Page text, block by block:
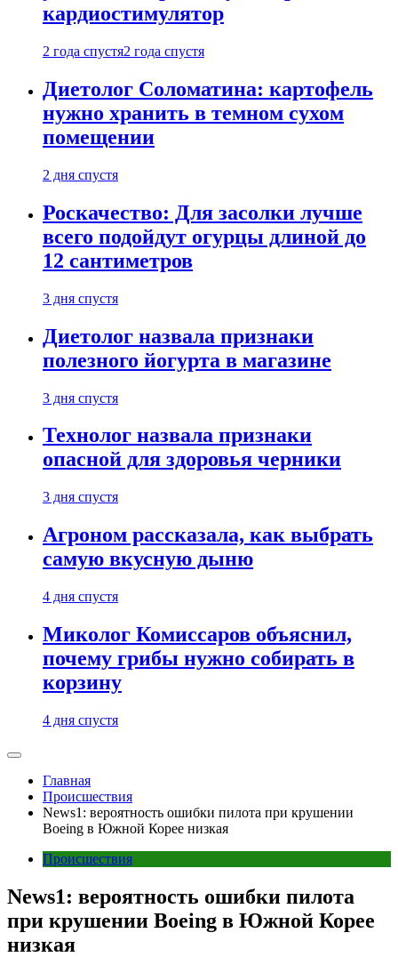
кардиостимулятор
2 года спустя2 года спустя
Диетолог Соломатина: картофель
нужно хранить в темном сухом
помещении
2 дня спустя
Роскачество: Для засолки лучше
всего подойдут огурцы длиной до
12 сантиметров
3 дня спустя
Диетолог назвала признаки
полезного йогурта в магазине
3 дня спустя
Технолог назвала признаки
опасной для здоровья черники
3 дня спустя
Агроном рассказала, как выбрать
самую вкусную дыню
4 дня спустя
Миколог Комиссаров объяснил,
почему грибы нужно собирать в
корзину
4 дня спустя
Главная
Происшествия
News1: вероятность ошибки пилота при крушении
Boeing в Южной Корее низкая
Происшествия
News1: вероятность ошибки пилота
при крушении Boeing в Южной Корее
низкая